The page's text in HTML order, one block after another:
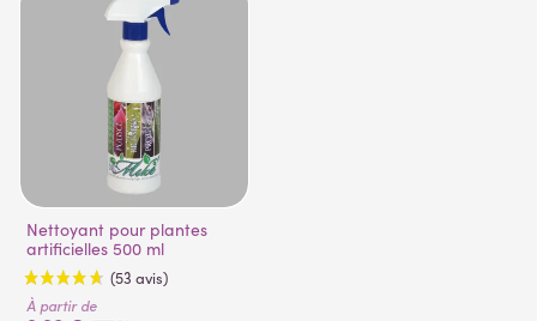
Nettoyant pour plantes
artificielles 500 ml
À partir de